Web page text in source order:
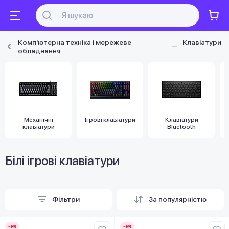
Комп'ютерна техніка і мережеве
обладнання
Клавіатури
Механічні
клавіатури
Ігрові клавіатури
Клавіатури
Bluetooth
Білі ігрові клавіатури
Фільтри За популярністю
-9% -9%